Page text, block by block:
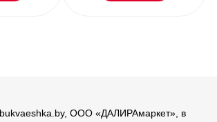
bukvaeshka.by, ООО «ДАЛИРАмаркет», в